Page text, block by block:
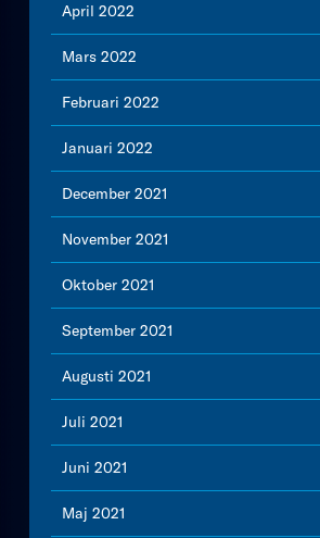
April 2022
Mars 2022
Februari 2022
Januari 2022
December 2021
November 2021
Oktober 2021
September 2021
Augusti 2021
Juli 2021
Juni 2021
Maj 2021